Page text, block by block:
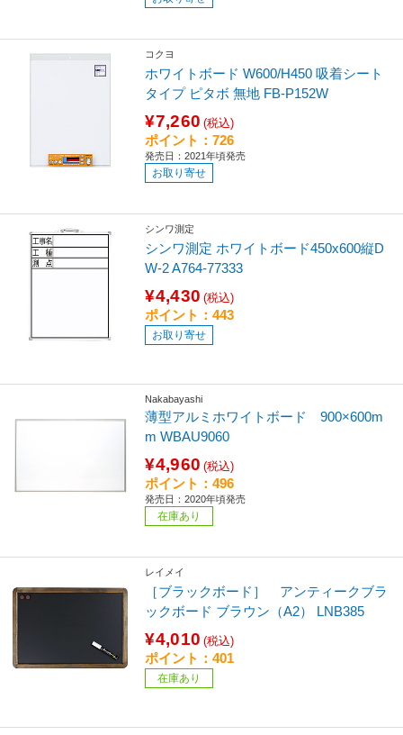
コクヨ
ホワイトボード W600/H450 吸着シート
タイプ ピタボ 無地 FB-P152W
¥7,260 (税込)
ポイント：726
発売日：2021年頃発売
お取り寄せ
シンワ測定
シンワ測定 ホワイトボード450x600縦D
W-2 A764-77333
¥4,430 (税込)
ポイント：443
お取り寄せ
Nakabayashi
薄型アルミホワイトボード 900×600m
m WBAU9060
¥4,960 (税込)
ポイント：496
発売日：2020年頃発売
在庫あり
レイメイ
［ブラックボード］ アンティークブラ
ックボード ブラウン（A2） LNB385
¥4,010 (税込)
ポイント：401
在庫あり